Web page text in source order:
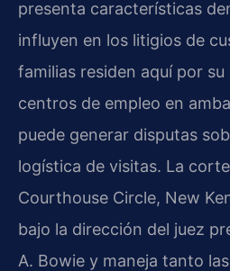
presenta características
influyen en los litigios de
familias residen aquí por
centros de empleo en
puede generar disputas
logística de visitas. La
Courthouse Circle, New
bajo la dirección del juez
A. Bowie y maneja tanto